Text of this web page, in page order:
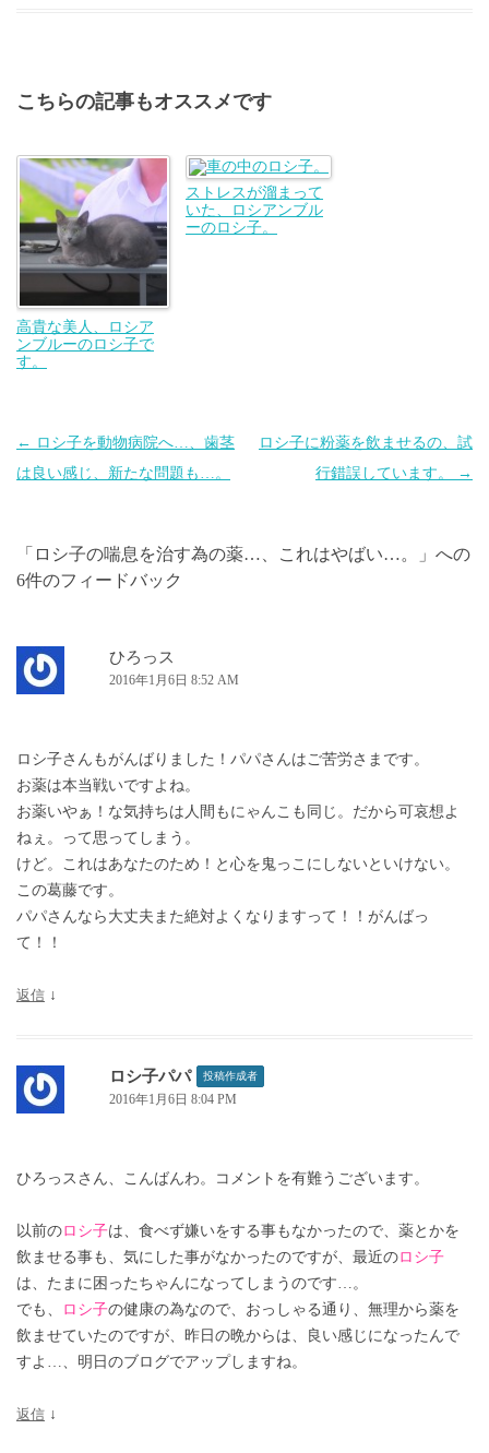
こちらの記事もオススメです
高貴な美人、ロシア
ンブルーのロシ子で
す。
ストレスが溜まって
いた、ロシアンブル
ーのロシ子。
投
稿
ョ
ン
← ロシ子を動物病院へ…、歯茎
は良い感じ、新たな問題も…。
ロシ子に粉薬を飲ませるの、試
行錯誤しています。
→
「 ロシ子の喘息を治す為の薬…、これはやばい…。
」への
6件のフィードバック
ひろっス
2016年1月6日 8:52 AM
ロシ子さんもがんばりました！パパさんはご苦労さまです。
お薬は本当戦いですよね。
お薬いやぁ！な気持ちは人間もにゃんこも同じ。だから可哀想よ
ねぇ。って思ってしまう。
けど。これはあなたのため！と心を鬼っこにしないといけない。
この葛藤です。
パパさんなら大丈夫また絶対よくなりますって！！がんばっ
て！！
返信 ↓
ロシ子パパ 投稿作成者
2016年1月6日 8:04 PM
ひろっスさん、こんばんわ。コメントを有難うございます。
以前のロシ子は、食べず嫌いをする事もなかったので、薬とかを
飲ませる事も、気にした事がなかったのですが、最近のロシ子
は、たまに困ったちゃんになってしまうのです…。
でも、
ロシ子の健康の為なので、おっしゃる通り、無理から薬を
飲ませていたのですが、昨日の晩からは、良い感じになったんで
すよ…、明日のブログでアップしますね。
返信 ↓